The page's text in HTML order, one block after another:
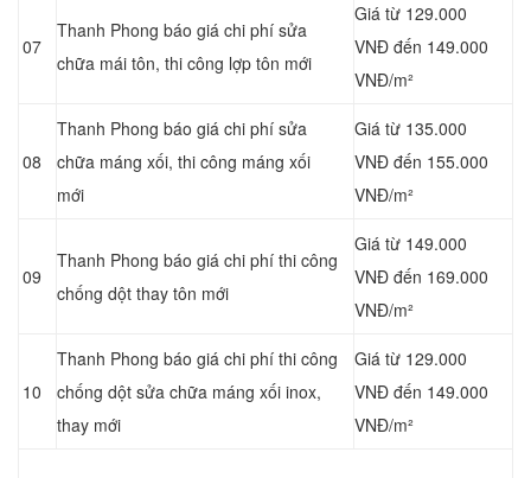
07
Thanh Phong báo giá chi phí sửa
chữa mái tôn, thi công lợp tôn mới
Giá từ 129.000
VNĐ đến 149.000
VNĐ/m²
08
Thanh Phong báo giá chi phí sửa
chữa máng xối, thi công máng xối
mới
Giá từ 135.000
VNĐ đến 155.000
VNĐ/m²
09
Thanh Phong báo giá chi phí thi công
chống dột thay tôn mới
Giá từ 149.000
VNĐ đến 169.000
VNĐ/m²
10
Thanh Phong báo giá chi phí thi công
chống dột sửa chữa máng xối inox,
thay mới
Giá từ 129.000
VNĐ đến 149.000
VNĐ/m²